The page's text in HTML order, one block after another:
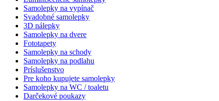
Samolepky na vypínač
Svadobné samolepky
3D nálepky
Samolepky na dvere
Fototapety
Samolepky na schody
Samolepky na podlahu
Príslušenstvo
Pre koho kupujete samolepky
Samolepky na WC / toaletu
Darčekové poukazy